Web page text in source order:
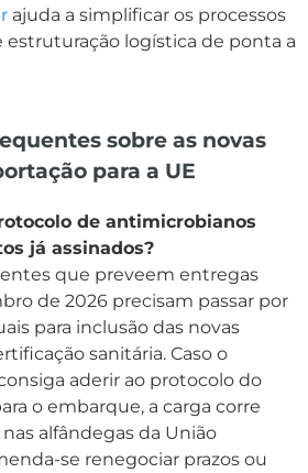
ajuda a simplificar os processos
estruturação logística de ponta a
sobre as novas
para a UE
de antimicrobianos
já assinados?
que preveem entregas
de 2026 precisam passar por
para inclusão das novas
sanitária. Caso o
aderir ao protocolo do
o embarque, a carga corre
alfândegas da União
se renegociar prazos ou